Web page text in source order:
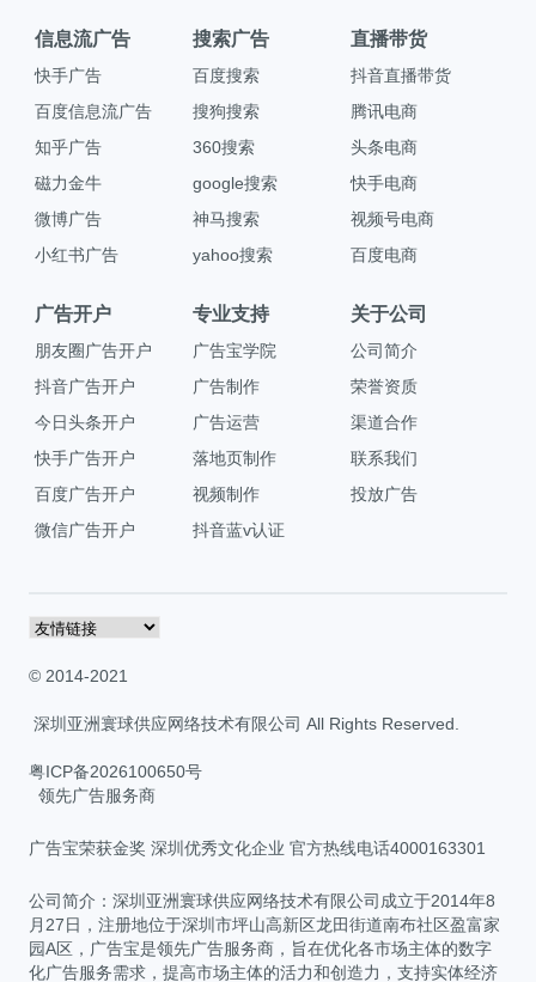
信息流广告
快手广告
百度信息流广告
知乎广告
磁力金牛
微博广告
小红书广告
搜索广告
百度搜索
搜狗搜索
360搜索
google搜索
神马搜索
yahoo搜索
直播带货
抖音直播带货
腾讯电商
头条电商
快手电商
视频号电商
百度电商
广告开户
朋友圈广告开户
抖音广告开户
今日头条开户
快手广告开户
百度广告开户
微信广告开户
专业支持
广告宝学院
广告制作
广告运营
落地页制作
视频制作
抖音蓝v认证
关于公司
公司简介
荣誉资质
渠道合作
联系我们
投放广告
© 2014-2021
深圳亚洲寰球供应网络技术有限公司 All Rights Reserved.
粤ICP备2026100650号
领先广告服务商
广告宝荣获金奖 深圳优秀文化企业 官方热线电话4000163301
公司简介：深圳亚洲寰球供应网络技术有限公司成立于2014年8
月27日，注册地位于深圳市坪山高新区龙田街道南布社区盈富家
园A区，广告宝是领先广告服务商，旨在优化各市场主体的数字
化广告服务需求，提高市场主体的活力和创造力，支持实体经济